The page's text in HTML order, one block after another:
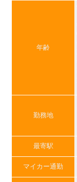
年齢
勤務地
最寄駅
マイカー通勤